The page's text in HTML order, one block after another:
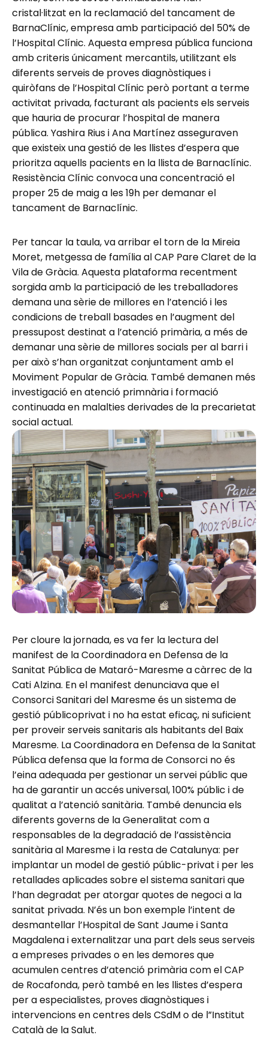
cristal·litzat en la reclamació del tancament de
BarnaClínic, empresa amb participació del 50% de
l’Hospital Clínic. Aquesta empresa pública funciona
amb criteris únicament mercantils, utilitzant els
diferents serveis de proves diagnòstiques i
quiròfans de l’Hospital Clínic però portant a terme
activitat privada, facturant als pacients els serveis
que hauria de procurar l’hospital de manera
pública. Yashira Rius i Ana Martínez asseguraven
que existeix una gestió de les llistes d’espera que
prioritza aquells pacients en la llista de Barnaclínic.
Resistència Clínic convoca una concentració el
proper 25 de maig a les 19h per demanar el
tancament de Barnaclínic.
Per tancar la taula, va arribar el torn de la Mireia
Moret, metgessa de família al CAP Pare Claret de la
Vila de Gràcia. Aquesta plataforma recentment
sorgida amb la participació de les treballadores
demana una sèrie de millores en l’atenció i les
condicions de treball basades en l’augment del
pressupost destinat a l’atenció primària, a més de
demanar una sèrie de millores socials per al barri i
per això s’han organitzat conjuntament amb el
Moviment Popular de Gràcia. També demanen més
investigació en atenció primnària i formació
continuada en malalties derivades de la precarietat
social actual.
Per cloure la jornada, es va fer la lectura del
manifest de la Coordinadora en Defensa de la
Sanitat Pública de Mataró-Maresme a càrrec de la
Cati Alzina. En el manifest denunciava que el
Consorci Sanitari del Maresme és un sistema de
gestió públicoprivat i no ha estat eficaç, ni suficient
per proveir serveis sanitaris als habitants del Baix
Maresme. La Coordinadora en Defensa de la Sanitat
Pública defensa que la forma de Consorci no és
l’eina adequada per gestionar un servei públic que
ha de garantir un accés universal, 100% públic i de
qualitat a l’atenció sanitària. També denuncia els
diferents governs de la Generalitat com a
responsables de la degradació de l’assistència
sanitària al Maresme i la resta de Catalunya: per
implantar un model de gestió públic-privat i per les
retallades aplicades sobre el sistema sanitari que
l’han degradat per atorgar quotes de negoci a la
sanitat privada. N’és un bon exemple l’intent de
desmantellar l’Hospital de Sant Jaume i Santa
Magdalena i externalitzar una part dels seus serveis
a empreses privades o en les demores que
acumulen centres d’atenció primària com el CAP
de Rocafonda, però també en les llistes d’espera
per a especialistes, proves diagnòstiques i
intervencions en centres dels CSdM o de l”Institut
Català de la Salut.